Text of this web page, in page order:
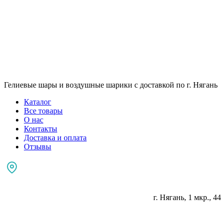
Гелиевые шары и воздушные шарики с доставкой по г. Нягань
Каталог
Все товары
О нас
Контакты
Доставка и оплата
Отзывы
г. Нягань, 1 мкр., 44